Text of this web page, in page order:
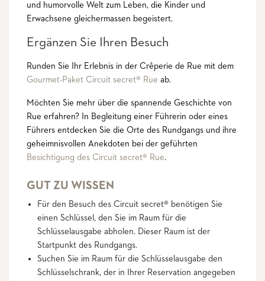
und humorvolle Welt zum Leben, die Kinder und
Erwachsene gleichermassen begeistert.
Ergänzen Sie Ihren Besuch
Runden Sie Ihr Erlebnis in der Crêperie de Rue mit dem
Gourmet-Paket Circuit secret® Rue ab.
Möchten Sie mehr über die spannende Geschichte von
Rue erfahren? In Begleitung einer Führerin oder eines
Führers entdecken Sie die Orte des Rundgangs und ihre
geheimnisvollen Anekdoten bei der geführten
Besichtigung des Circuit secret® Rue.
GUT ZU WISSEN
Für den Besuch des Circuit secret® benötigen Sie
einen Schlüssel, den Sie im Raum für die
Schlüsselausgabe abholen. Dieser Raum ist der
Startpunkt des Rundgangs.
Suchen Sie im Raum für die Schlüsselausgabe den
Schlüsselschrank, der in Ihrer Reservation angegeben